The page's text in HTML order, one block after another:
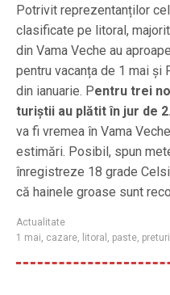
Potrivit reprezentanților
clasificate pe litoral,
din Vama Veche au
pentru vacanța de 1 mai
din ianuarie. Pentru trei
turiștii au plătit în jur de
va fi vremea în Vama
estimări. Posibil, spun
înregistreze 18 grade
că hainele groase sunt
Actualitate
1 mai, cazare, litoral , paste, preturi